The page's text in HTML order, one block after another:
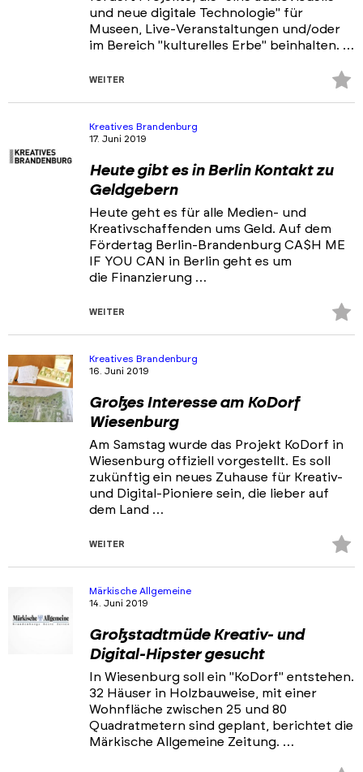
und neue digitale Technologie" für
Museen, Live-Veranstaltungen und/oder
im Bereich "kulturelles Erbe" beinhalten. …
WEITER
Kreatives Brandenburg
17. Juni 2019
Heute gibt es in Berlin Kontakt zu
Geldgebern
Heute geht es für alle Medien- und
Kreativschaffenden ums Geld. Auf dem
Fördertag Berlin-Brandenburg CA$H ME
IF YOU CAN in Berlin geht es um
die Finanzierung …
WEITER
Kreatives Brandenburg
16. Juni 2019
Großes Interesse am KoDorf
Wiesenburg
Am Samstag wurde das Projekt KoDorf in
Wiesenburg offiziell vorgestellt. Es soll
zukünftig ein neues Zuhause für Kreativ-
und Digital-Pioniere sein, die lieber auf
dem Land …
WEITER
Märkische Allgemeine
14. Juni 2019
Großstadtmüde Kreativ- und
Digital-Hipster gesucht
In Wiesenburg soll ein "KoDorf" entstehen.
32 Häuser in Holzbauweise, mit einer
Wohnfläche zwischen 25 und 80
Quadratmetern sind geplant, berichtet die
Märkische Allgemeine Zeitung. …